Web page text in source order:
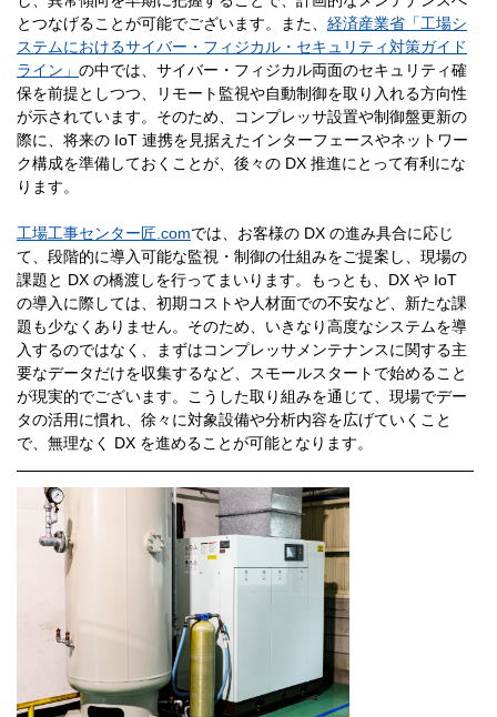
とつなげることが可能でございます。また、 経済産業省「工場シ
ステムにおけるサイバー・フィジカル・セキュリティ対策ガイド
ライン」 の中では、サイバー・フィジカル両面のセキュリティ確
保を前提としつつ、リモート監視や自動制御を取り入れる方向性
が示されています。そのため、コンプレッサ設置や制御盤更新の
際に、将来の IoT 連携を見据えたインターフェースやネットワー
ク構成を準備しておくことが、後々の DX 推進にとって有利にな
ります。
工場工事センター匠.comでは、お客様の DX の進み具合に応じ
て、段階的に導入可能な監視・制御の仕組みをご提案し、現場の
課題と DX の橋渡しを行ってまいります。もっとも、DX や IoT
の導入に際しては、初期コストや人材面での不安など、新たな課
題も少なくありません。そのため、いきなり高度なシステムを導
入するのではなく、まずはコンプレッサメンテナンスに関する主
要なデータだけを収集するなど、スモールスタートで始めること
が現実的でございます。こうした取り組みを通じて、現場でデー
タの活用に慣れ、徐々に対象設備や分析内容を広げていくこと
で、無理なく DX を進めることが可能となります。